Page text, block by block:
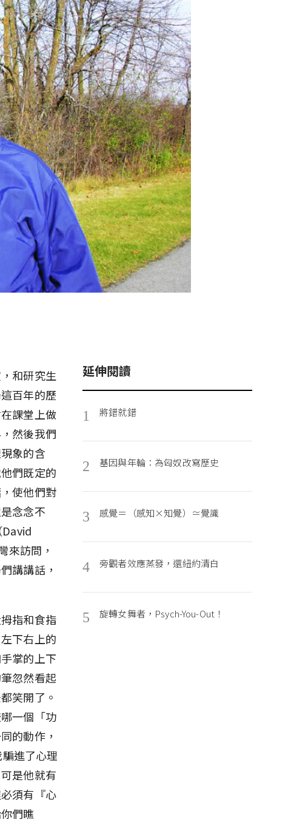
和研究生
百年的歷
課堂上做
然後我們
象的含
們既定的
使他們對
念念不
來訪問，
講講話，
指和食指
下右上的
掌的上下
忽然看起
笑開了。
一個「功
的動作，
進了心理
是他就有
須有『心
們瞧
延伸閱讀
1 將錯就錯
2 基因與年輪：為匈奴改寫歷史
3 感覺＝（感知×知覺）≃覺識
4 旁觀者效應蒸發，還紐約清白
5 旋轉女舞者，Psych-You-Out！